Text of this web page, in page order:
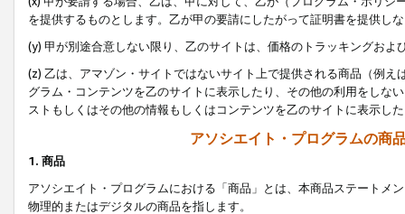
を提供するものとします。乙が甲の要請にしたがって証明書を提供し
(y) 甲が別途合意しない限り、乙のサイトは、価格のトラッキングお
(z) 乙は、アマゾン・サイトではないサイト上で提供される商品（例
グラム・コンテンツを乙のサイトに表示したり、その他の利用をしな
ストもしくはその他の情報もしくはコンテンツを乙のサイトに表示し
アソシエイト・プログラムの商
1. 商品
アソシエイト・プログラムにおける「商品」とは、本商品ステートメ
物理的またはデジタルの商品を指します。